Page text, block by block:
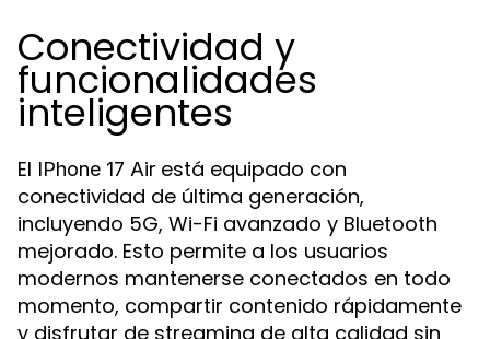
Conectividad y
funcionalidades
inteligentes
El IPhone 17 Air está equipado con
conectividad de última generación,
incluyendo 5G, Wi-Fi avanzado y Bluetooth
mejorado. Esto permite a los usuarios
modernos mantenerse conectados en todo
momento, compartir contenido rápidamente
y disfrutar de streaming de alta calidad sin